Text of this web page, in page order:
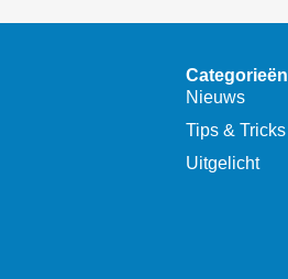
Categorieën
Nieuws
Tips & Tricks
Uitgelicht